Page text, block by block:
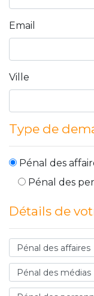
Email
Ville
Type de
Pénal des
Pénal des
Détails de